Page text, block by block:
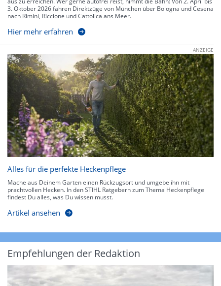
3. Oktober 2026 fahren Direktzüge von München über Bologna und Cesena
nach Rimini, Riccione und Cattolica ans Meer.
Hier mehr erfahren
ANZEIGE
Alles für die perfekte Heckenpflege
Mache aus Deinem Garten einen Rückzugsort und umgebe ihn mit
prachtvollen Hecken. In den STIHL Ratgebern zum Thema Heckenpflege
findest Du alles, was Du wissen musst.
Artikel ansehen
Empfehlungen der Redaktion